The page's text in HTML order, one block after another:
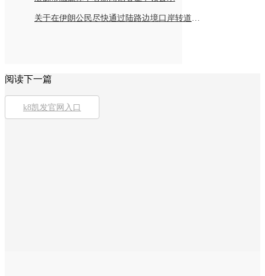
关于在伊朗公民尽快通过陆路边境口岸转道回国或离境的通知
阅读下一篇
k8凯发官网入口